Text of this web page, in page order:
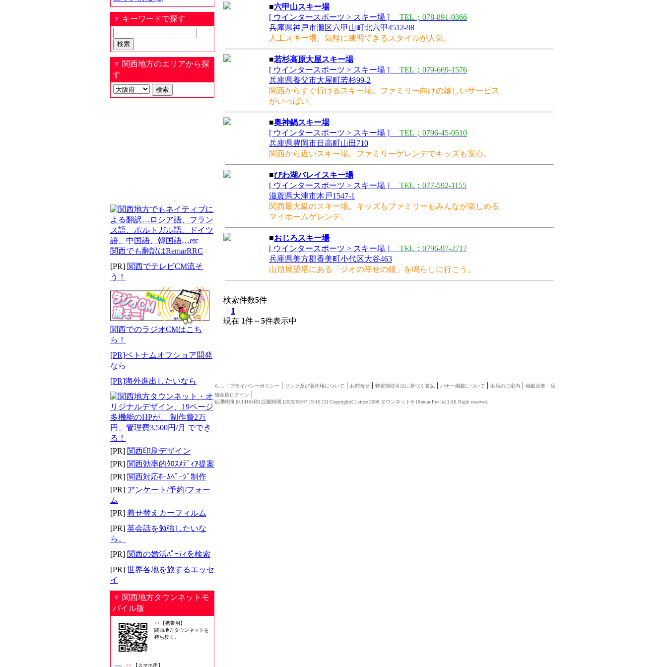
▼ キーワードで探す
▼ 関西地方のエリアから探
す
関西でも翻訳はRemarRRC
[PR] 関西でテレビCM流そ
う！
関西でのラジオCMはこち
ら！
[PR]ベトナムオフショア開発
なら
[PR]海外進出したいなら
[PR] 関西印刷デザイン
[PR] 関西効率的ｸﾛｽﾒﾃﾞｨｱ提案
[PR] 関西対応ﾎｰﾑﾍﾟｰｼﾞ制作
[PR] アンケート/予約/フォー
ム
[PR] 着せ替えカーフィルム
[PR] 英会話を勉強したいな
ら。
[PR] 関西の婚活ﾊﾟｰﾃｨを検索
[PR] 世界各地を旅するエッセ
イ
▼ 関西地方タウンネットモ
バイル版
<< 【携帯用】
関西地方タウンネットを
持ち歩く。
<< 【スマホ用】
■六甲山スキー場
[ ウインタースポーツ > スキー場 ] TEL；078-891-0366
兵庫県神戸市灘区六甲山町北六甲4512-98
人工スキー場。気軽に練習できるスタイルが人気。
■若杉高原大屋スキー場
[ ウインタースポーツ > スキー場 ] TEL；079-669-1576
兵庫県養父市大屋町若杉99-2
関西からすぐ行けるスキー場。ファミリー向けの嬉しいサービス
がいっぱい。
■奥神鍋スキー場
[ ウインタースポーツ > スキー場 ] TEL；0796-45-0510
兵庫県豊岡市日高町山田710
関西から近いスキー場。ファミリーゲレンデでキッズも安心。
■びわ湖バレイスキー場
[ ウインタースポーツ > スキー場 ] TEL；077-592-1155
滋賀県大津市木戸1547-1
関西最大級のスキー場。キッズもファミリーもみんなが楽しめる
マイホームゲレンデ。
■おじろスキー場
[ ウインタースポーツ > スキー場 ] TEL；0796-97-2717
兵庫県美方郡香美町小代区大谷463
山頂展望塔にある「ジオの幸せの鐘」を鳴らしに行こう。
検索件数5件
1
現在 1件～5件表示中
ら… | プライバシーポリシー | リンク及び著作権について | お問合せ | 特定商取引法に基づく表記 | バナー掲載について | 出店のご案内 | 掲載企業・店
舗会員ログイン |
処理時間 [0.14164秒] 記載時間 [2026/08/07 19:16:13] Copyright(C) since 2008 タウンネット® [Remar Pro ltd. ] All Right reserved.